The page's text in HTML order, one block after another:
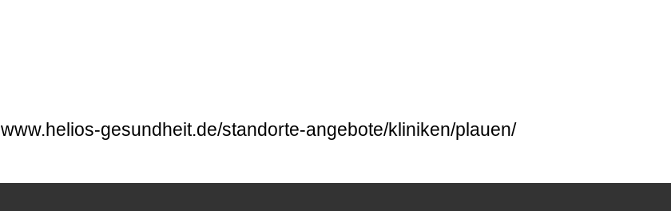
www.helios-gesundheit.de/standorte-angebote/kliniken/plauen/